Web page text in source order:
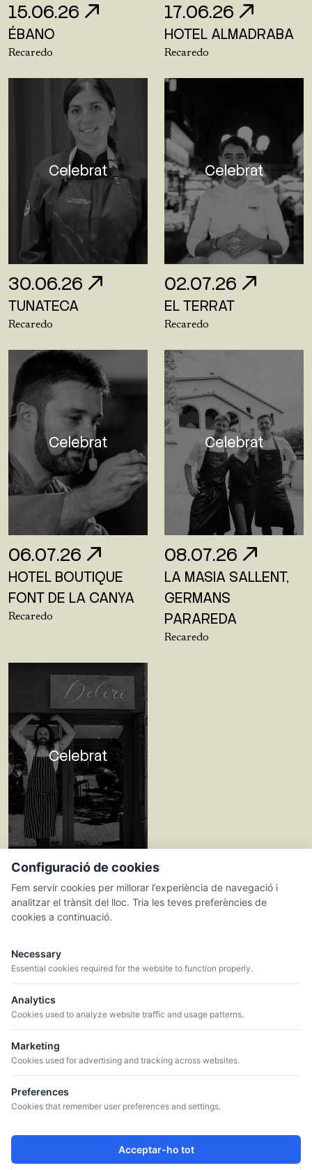
15.06.26
ÉBANO
Recaredo
17.06.26
HOTEL ALMADRABA
Recaredo
Celebrat
30.06.26
TUNATECA
Recaredo
Celebrat
02.07.26
EL TERRAT
Recaredo
Celebrat
06.07.26
HOTEL BOUTIQUE
FONT DE LA CANYA
Recaredo
Celebrat
08.07.26
LA MASIA SALLENT,
GERMANS
PARAREDA
Recaredo
Celebrat
13.07.26
DELIRI
Recaredo
Configuració de cookies
Fem servir cookies per millorar l’experiència de navegació i
analitzar el trànsit del lloc. Tria les teves preferències de
cookies a continuació.
Necessary
Essential cookies required for the website to function properly.
Analytics
Cookies used to analyze website traffic and usage patterns.
Marketing
Cookies used for advertising and tracking across websites.
Preferences
Cookies that remember user preferences and settings.
Acceptar-ho tot